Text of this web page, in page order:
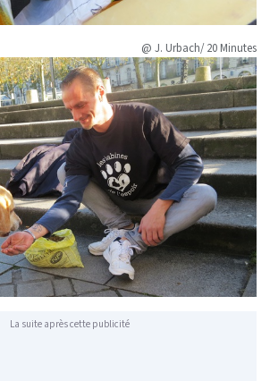
@ J. Urbach/ 20 Minutes
La suite après cette publicité